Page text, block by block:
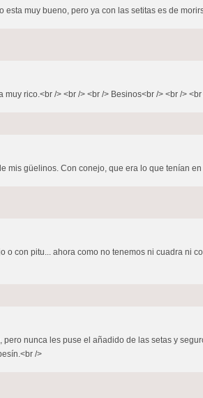
muy bueno, pero ya con las setitas es de
rico.<br /> <br /> <br /> Besinos<br /> <br /> <br
güelinos. Con conejo, que era lo que tenían
con pitu... ahora como no tenemos ni cuadra ni
nunca les puse el añadido de las setas y
/>